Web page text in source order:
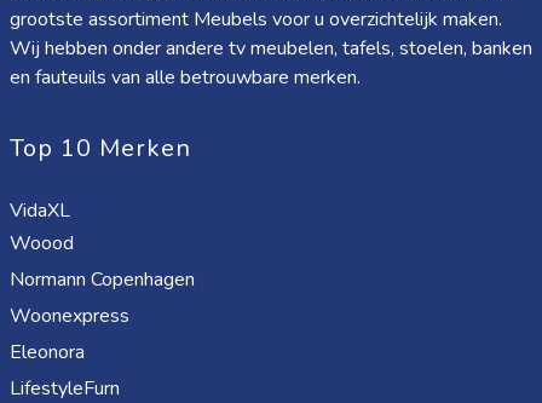
grootste assortiment Meubels voor u overzichtelijk maken.
Wij hebben onder andere tv meubelen, tafels, stoelen, banken
en fauteuils van alle betrouwbare merken.
Top 10 Merken
VidaXL
Woood
Normann Copenhagen
Woonexpress
Eleonora
LifestyleFurn